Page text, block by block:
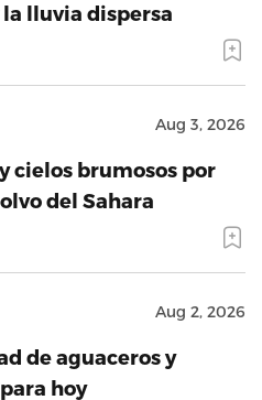
lluvia dispersa
Aug 3, 2026
cielos brumosos por
del Sahara
Aug 2, 2026
de aguaceros y
hoy